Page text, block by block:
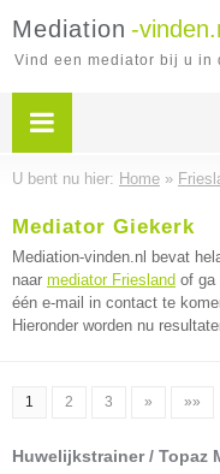
Mediation -
Vind een mediator bij u in
U bent nu hier: Home »
Mediator Giekerk
Mediation-vinden.nl bevat
naar mediator Friesland of ga
één e-mail in contact te
Hieronder worden nu
1 2 3 » »»
Huwelijkstrainer / Topaz